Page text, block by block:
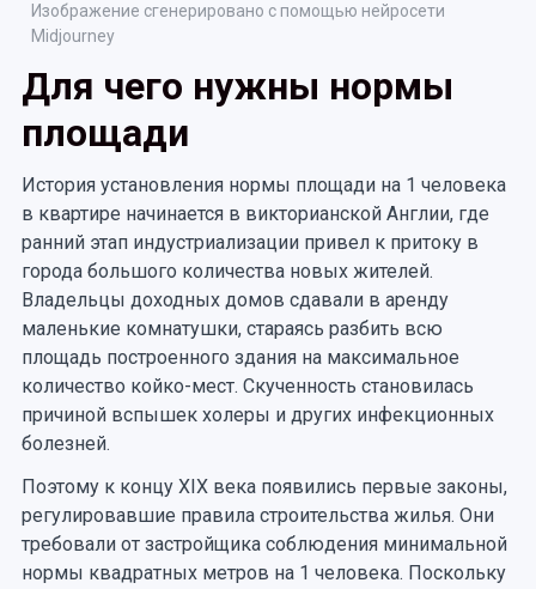
Изображение сгенерировано с помощью нейросети
Midjourney
Для чего нужны нормы
площади
История установления нормы площади на 1 человека
в квартире начинается в викторианской Англии, где
ранний этап индустриализации привел к притоку в
города большого количества новых жителей.
Владельцы доходных домов сдавали в аренду
маленькие комнатушки, стараясь разбить всю
площадь построенного здания на максимальное
количество койко-мест. Скученность становилась
причиной вспышек холеры и других инфекционных
болезней.
Поэтому к концу XIX века появились первые законы,
регулировавшие правила строительства жилья. Они
требовали от застройщика соблюдения минимальной
нормы квадратных метров на 1 человека. Поскольку